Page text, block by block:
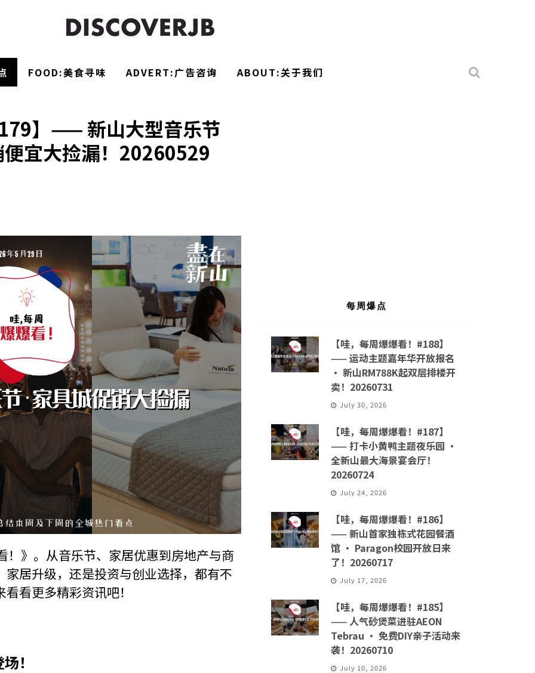
FOOD:美食寻味 ADVERT:广告咨询 ABOUT:关于我们
】—— 新山大型音乐节
宜大捡漏！20260529
》。从音乐节、家居优惠到房地产与商
居升级，还是投资与创业选择，都有不
看更多精彩资讯吧！
！
每周爆点
【哇，每周爆爆看！#188】
—— 运动主题嘉年华开放报名
· 新山RM788K起双层排楼开
卖！20260731
July 30, 2026
【哇，每周爆爆看！#187】
—— 打卡小黄鸭主题夜乐园 ·
全新山最大海景宴会厅！
20260724
July 24, 2026
【哇，每周爆爆看！#186】
—— 新山首家独栋式花园餐酒
馆 · Paragon校园开放日来
了！20260717
July 17, 2026
【哇，每周爆爆看！#185】
—— 人气砂煲菜进驻AEON
Tebrau · 免费DIY亲子活动来
袭！20260710
July 10, 2026